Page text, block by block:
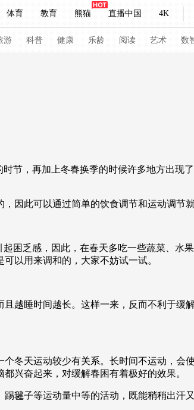
体育 教育 熊猫 直播中国 4K
妙语 热解读 天天学习
持人 下载央视影音
游 科普 健康 乐龄 阅读 艺术 数
入列 人生第一次 人生第二次
体育江湖 文化体育 冰雪道路
云起 超级工厂 智敬中国 全民健康 颜
，再加上冬春换季的时候许多地方出现
此可以通过简单的饮食调节和运动调节就
乏感，因此，在春天多吃一些蔬菜、水果
以用来调和的，大家不妨试一试。
睡时间越长。这样一来，反而不利于缓
天运动较少有关系。长时间不运动，会
兴奋起来，对缓解春困有着极好的效果。
子等运动量中等的活动，既能稍稍出汗又